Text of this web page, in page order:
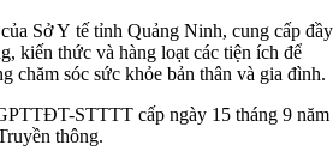
Sở Y tế tỉnh Quảng Ninh, cung cấp đầy
kiến thức và hàng loạt các tiện ích để
chăm sóc sức khỏe bản thân và gia đình.
STTTT cấp ngày 15 tháng 9 năm
thông.